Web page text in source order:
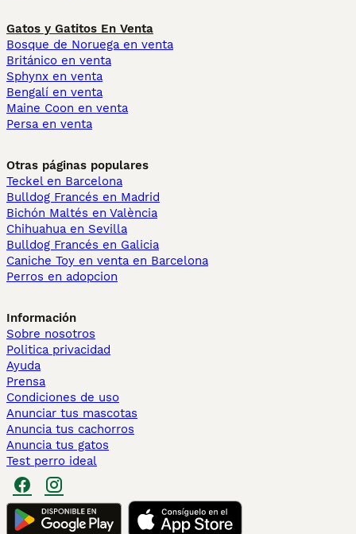
Gatos y Gatitos En Venta
Bosque de Noruega en venta
Británico en venta
Sphynx en venta
Bengalí en venta
Maine Coon en venta
Persa en venta
Otras páginas populares
Teckel en Barcelona
Bulldog Francés en Madrid
Bichón Maltés en València
Chihuahua en Sevilla
Bulldog Francés en Galicia
Caniche Toy en venta en Barcelona
Perros en adopcion
Información
Sobre nosotros
Politica privacidad
Ayuda
Prensa
Condiciones de uso
Anunciar tus mascotas
Anuncia tus cachorros
Anuncia tus gatos
Test perro ideal